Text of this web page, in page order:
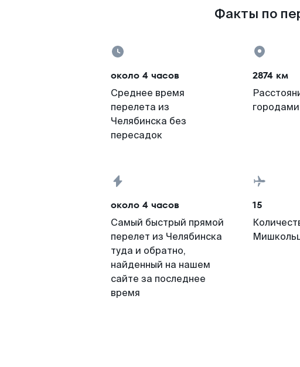
Факты по
около 4 часов
Среднее время
перелета из
Челябинска без
пересадок
2874 км
городами
около 4 часов
Самый быстрый прямой
перелет из Челябинска
туда и обратно,
найденный на нашем
сайте за последнее
время
15